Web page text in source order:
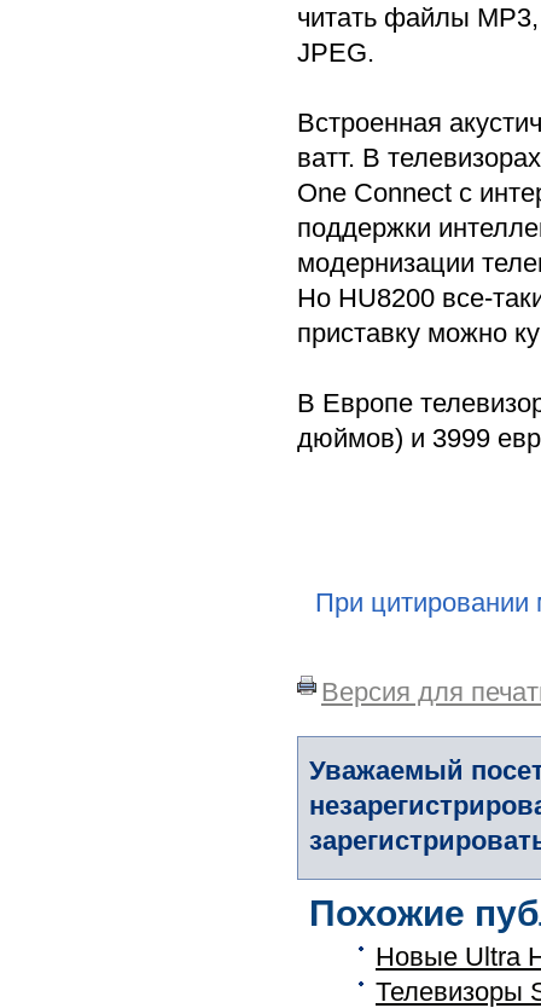
читать файлы
JPEG.
Встроенная
ватт. В
One Connect с
поддержки
модернизации
Но HU8200 все-
приставку можно
В Европе
дюймов) и 3999
При цитировании
Версия для
Уважаемый
Похожие
Новые Ultra
Телевизоры